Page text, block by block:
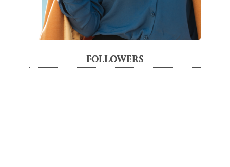
FOLLOWERS